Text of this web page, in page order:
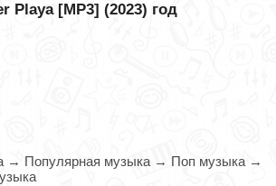
Playa [MP3] (2023) год
→ Популярная музыка → Поп музыка →